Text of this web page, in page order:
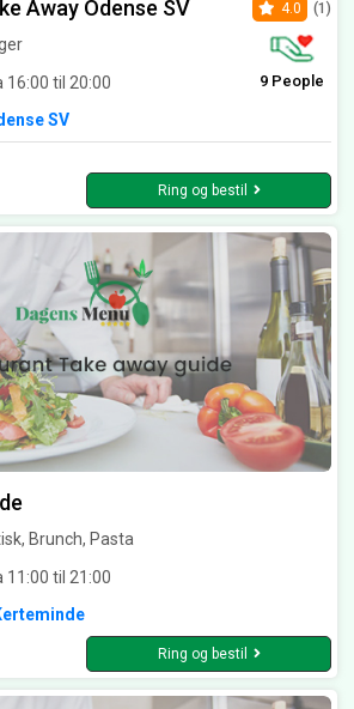
Away Odense SV
16:00 til 20:00
4.0 (1)
9 People
SV
Ring og bestil
Brunch, Pasta
11:00 til 21:00
Ring og bestil